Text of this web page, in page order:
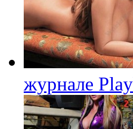
журнале